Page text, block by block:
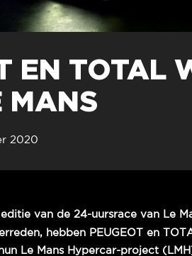
EN TOTAL
MANS
2020
editie van de 24-uursrace van Le
hebben PEUGEOT en
Le Mans Hypercar-project